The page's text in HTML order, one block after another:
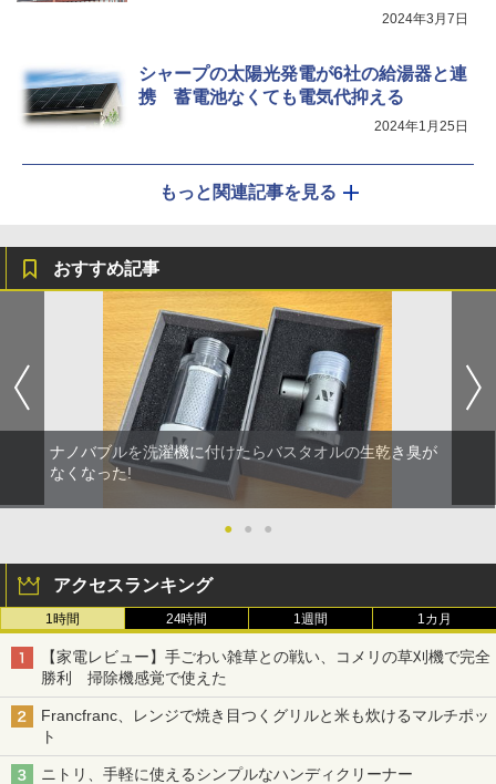
2024年3月7日
シャープの太陽光発電が6社の給湯器と連
携 蓄電池なくても電気代抑える
2024年1月25日
もっと関連記事を見る
おすすめ記事
ナノバブルを洗濯機に付けたらバスタオルの生乾き臭が
なくなった!
● ● ●
アクセスランキング
1時間 24時間 1週間 1カ月
【家電レビュー】手ごわい雑草との戦い、コメリの草刈機で完全
勝利 掃除機感覚で使えた
Francfranc、レンジで焼き目つくグリルと米も炊けるマルチポッ
ト
ニトリ、手軽に使えるシンプルなハンディクリーナー